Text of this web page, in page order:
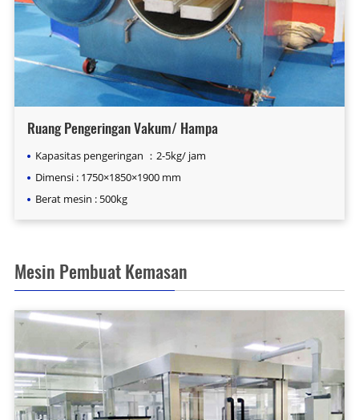
Ruang Pengeringan Vakum/ Hampa
Kapasitas pengeringan ：2-5kg/ jam
Dimensi : 1750×1850×1900 mm
Berat mesin : 500kg
Mesin Pembuat Kemasan